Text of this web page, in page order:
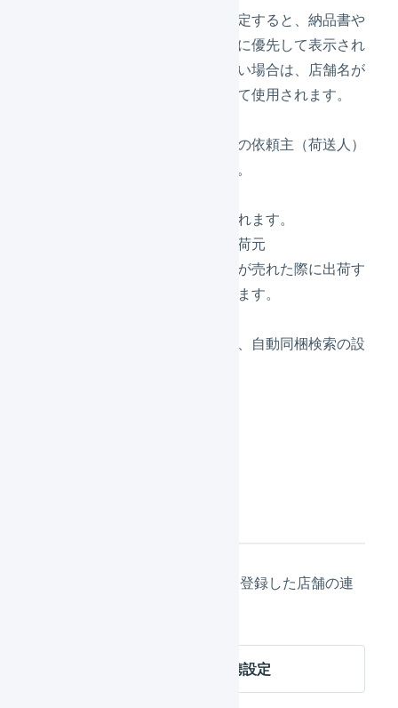
店舗表示名を設定すると、納品書や
送り状の店舗名に優先して表示され
ます。入力しない場合は、店舗名が
店舗表示名として使用されます。
配送会社送り状の依頼主（荷送人）
に使用されます。
納品書に記載されます。
デフォルトの出荷元
この店舗で商品が売れた際に出荷す
る倉庫を選択します。
住所検証機能や、自動同梱検索の設
店舗の作成が完了したら、次は登録した店舗の連
サブスクストア 店舗の連携設定